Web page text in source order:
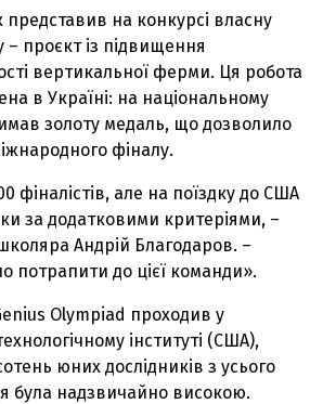
на конкурсі власну
– проєкт із підвищення
вертикальної ферми. Ця робота
в Україні: на національному
золоту медаль, що дозволило
фіналу.
фіналістів, але на поїздку до США
за додатковими критеріями, –
Андрій Благодаров. –
потрапити до цієї команди».
Olympiad проходив у
інституті (США),
юних дослідників з усього
була надзвичайно високою.